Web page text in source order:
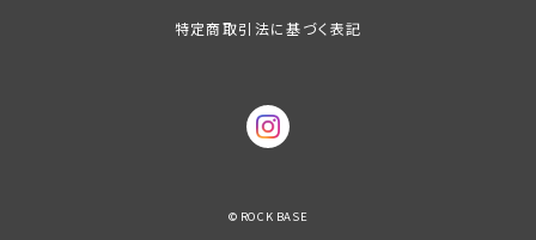
特定商取引法に基づく表記
© ROCK BASE